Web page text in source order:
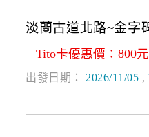
淡蘭古道北路~金字
Tito卡優惠價：800元
出發日期： 2026/11/05 ,